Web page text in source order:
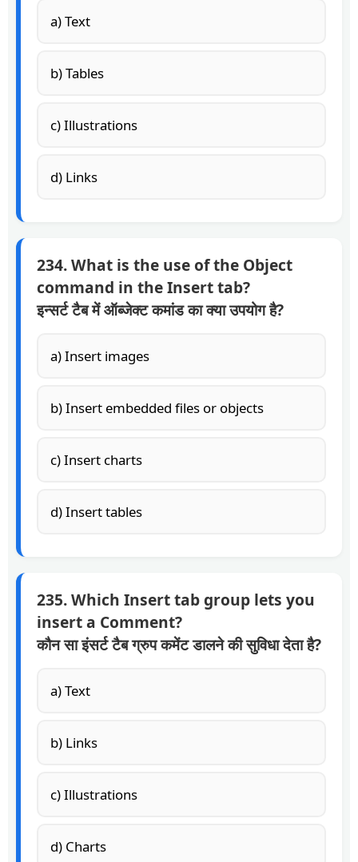
a) Text
b) Tables
c) Illustrations
d) Links
234. What is the use of the Object
command in the Insert tab?
इन्सर्ट टैब में ऑब्जेक्ट कमांड का क्या उपयोग है?
a) Insert images
b) Insert embedded files or objects
c) Insert charts
d) Insert tables
235. Which Insert tab group lets you
insert a Comment?
कौन सा इंसर्ट टैब ग्रुप कमेंट डालने की सुविधा देता है?
a) Text
b) Links
c) Illustrations
d) Charts